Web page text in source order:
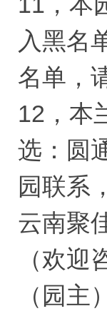
入黑名
名单，
12，本
选：圆
园联系
云南聚
（欢迎
（园